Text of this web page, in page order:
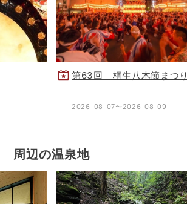
第63回 桐生八木節まつり
2026-08-07〜2026-08-09
周辺の温泉地